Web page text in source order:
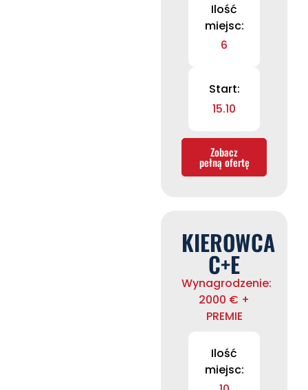
Ilość
miejsc:
6
Start:
15.10
Zobacz
pełną ofertę
KIEROWCA
C+E
Wynagrodzenie:
2000 € +
PREMIE
Ilość
miejsc: